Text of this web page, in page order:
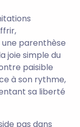
parenthèse
joie simple du
paisible
à son rythme,
sa liberté
pas dans